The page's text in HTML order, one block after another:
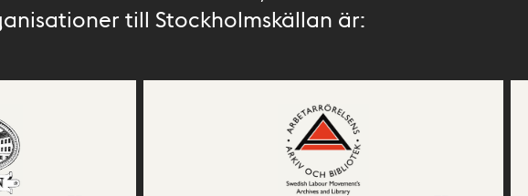
till Stockholmskällan är: